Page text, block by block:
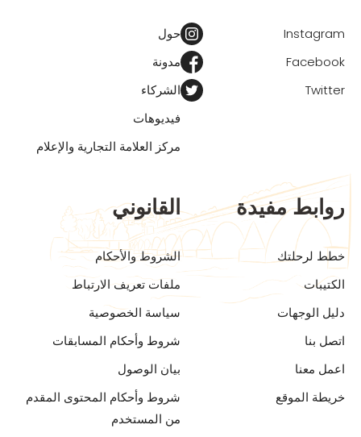
Instagram
Facebook
Twitter
حول
مدونة
الشركاء
فيديوهات
مركز العلامة التجارية والإعلام
روابط مفيدة
خطط لرحلتك
الكتيبات
دليل الوجهات
اتصل بنا
اعمل معنا
خريطة الموقع
القانوني
الشروط والأحكام
ملفات تعريف الارتباط
سياسة الخصوصية
شروط وأحكام المسابقات
بيان الوصول
شروط وأحكام المحتوى المقدم
من المستخدم